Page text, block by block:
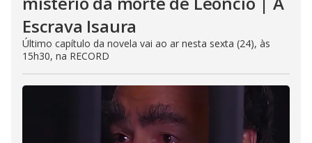
Escrava Isaura
Último capítulo da novela vai ao ar nesta sexta (24), às
15h30, na RECORD